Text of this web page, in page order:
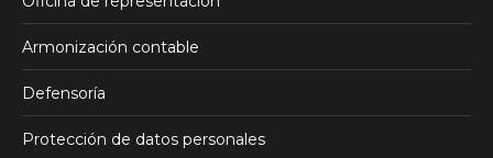
Armonización contable
Defensoría
Protección de datos personales